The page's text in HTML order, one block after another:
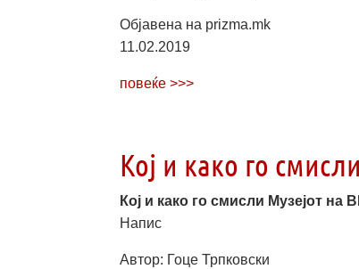
Објавена на prizma.mk
11.02.2019
повеќе >>>
Кој и како го
Кој и како го смисли Музејот на
Напис
Автор: Гоце Трпковски